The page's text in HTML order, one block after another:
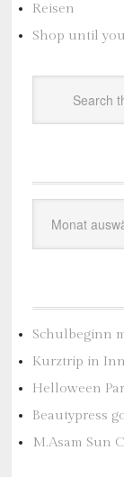
Reisen
Shop until
Schulbeginn
Kurztrip in
Helloween
Beautypress
M.Asam Sun